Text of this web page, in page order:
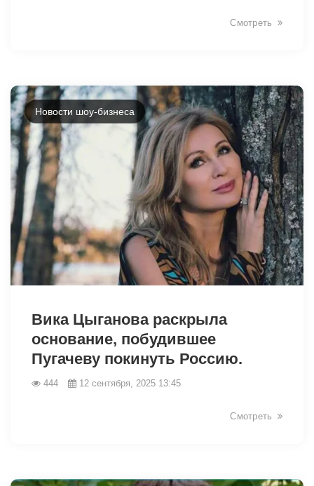
Смотреть
Новости шоу-бизнеса
Вика Цыганова раскрыла
основание, побудившее
Пугачеву покинуть Россию.
444 12 сентября, 2025 13:45
Смотреть